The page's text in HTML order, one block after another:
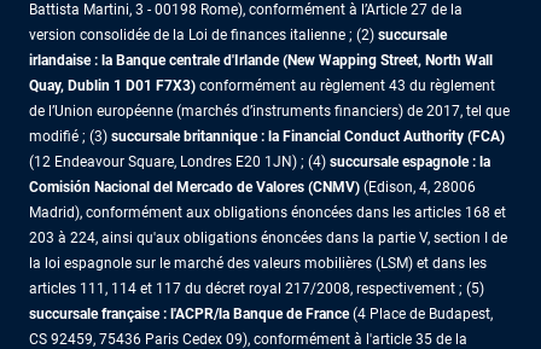
Battista Martini, 3 - 00198 Rome), conformément à l’Article 27 de la
version consolidée de la Loi de finances italienne ; (2) succursale
irlandaise : la Banque centrale d'Irlande (New Wapping Street, North Wall
Quay, Dublin 1 D01 F7X3) conformément au règlement 43 du règlement
de l’Union européenne (marchés d’instruments financiers) de 2017, tel que
modifié ; (3) succursale britannique : la Financial Conduct Authority (FCA)
(12 Endeavour Square, Londres E20 1JN) ; (4) succursale espagnole : la
Comisión Nacional del Mercado de Valores (CNMV) (Edison, 4, 28006
Madrid), conformément aux obligations énoncées dans les articles 168 et
203 à 224, ainsi qu'aux obligations énoncées dans la partie V, section I de
la loi espagnole sur le marché des valeurs mobilières (LSM) et dans les
articles 111, 114 et 117 du décret royal 217/2008, respectivement ; (5)
succursale française : l'ACPR/la Banque de France(4 Place de Budapest,
CS 92459, 75436 Paris Cedex 09), conformément à l'article 35 de la